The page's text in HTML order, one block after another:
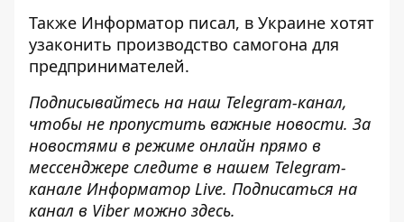
Также Информатор писал, в Украине хотят
узаконить производство самогона для
предпринимателей.
Подписывайтесь на наш Telegram-канал,
чтобы не пропустить важные новости. За
новостями в режиме онлайн прямо в
мессенджере следите в нашем Telegram-
канале Информатор Live. Подписаться на
канал в Viber можно здесь.